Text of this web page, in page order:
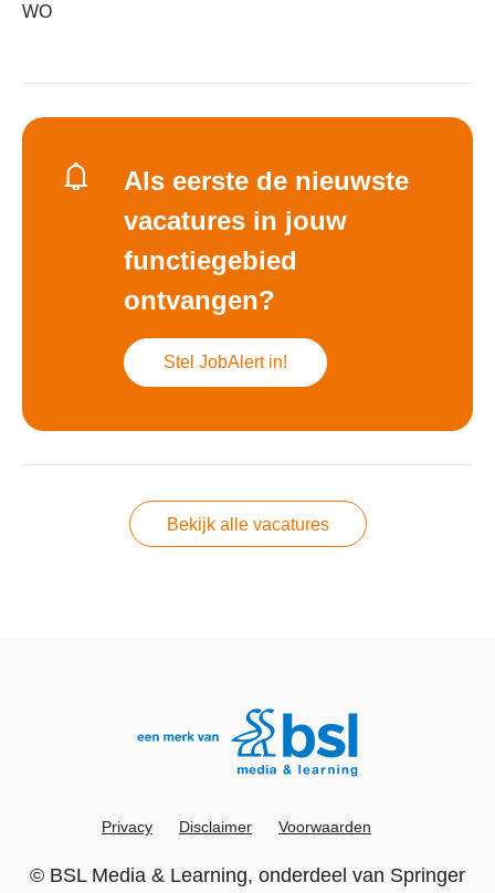
WO
Als eerste de nieuwste
vacatures in jouw
functiegebied
ontvangen?
Stel JobAlert in!
Bekijk alle vacatures
Privacy Disclaimer Voorwaarden
© BSL Media & Learning, onderdeel van Springer